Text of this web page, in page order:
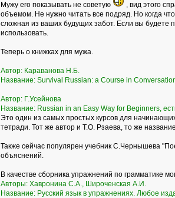
Мужу его показывать не советую
, вид этого
объемом. Не нужно читать все подряд. Но когда
сложная из ваших будущих забот. Если вы будете
использовать.
Теперь о книжках для мужа.
Автор: Караванова Н.Б.
Название: Survival Russian: а Course in
Автор: Г.Усейнова
Название: Russian in an Easy Way for Beginners,
Это один из самых простых курсов для
тетради. Тот же автор и Т.О. Рзаева, то же
Также сейчас популярен учебник С.Чернышева
объяснений.
В качестве сборника упражнений по грамматике
Авторы: Хавронина С.А., Широченская А.И.
Название: Русский язык в упражнениях. Любое